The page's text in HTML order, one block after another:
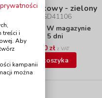
Flet plastikowy - zielony
kod: GD41106
Dostępność W magazynie
do 5 dni
16,90 zł z VAT
Do koszyka
treści i
Aby
kampanii
można